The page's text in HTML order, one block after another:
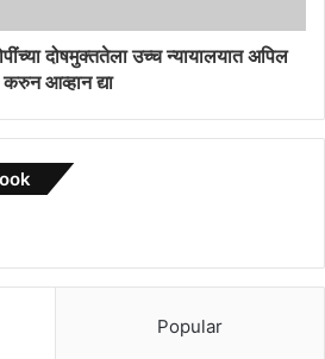
दोषमुक्ततेला उच्च न्यायालयात अपिल
करुन आव्हान द्या
Popular